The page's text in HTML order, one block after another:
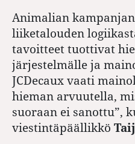
Animalian
liiketalouden
tavoitteet tuottivat
järjestelmälle ja
JCDecaux vaati
hieman arvuutella,
suoraan ei sanottu”,
viestintäpäällikkö